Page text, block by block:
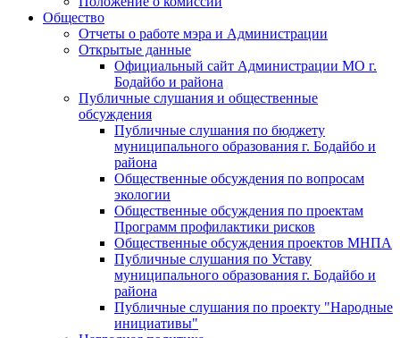
Общество
Отчеты о работе мэра и Администрации
Открытые данные
Официальный сайт Администрации МО г.
Бодайбо и района
Публичные слушания и общественные
обсуждения
Публичные слушания по бюджету
муниципального образования г. Бодайбо и
района
Общественные обсуждения по вопросам
экологии
Общественные обсуждения по проектам
Программ профилактики рисков
Общественные обсуждения проектов МНПА
Публичные слушания по Уставу
муниципального образования г. Бодайбо и
района
Публичные слушания по проекту "Народные
инициативы"